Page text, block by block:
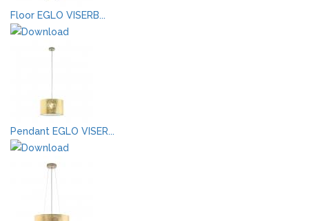
Floor EGLO VISERB...
Pendant EGLO VISER...